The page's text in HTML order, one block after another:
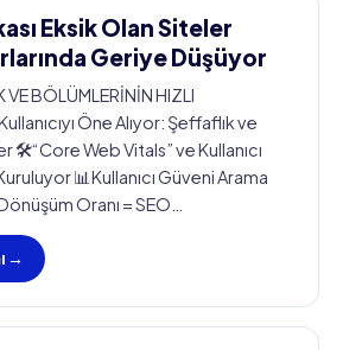
Eksik Olan Siteler
Geriye Düşüyor
BÖLÜMLERİNİN HIZLI
Öne Alıyor: Şeffaflık ve
🛠️“Core Web Vitals” ve Kullanıcı
📊Kullanıcı Güveni Arama
Oranı = SEO…
→